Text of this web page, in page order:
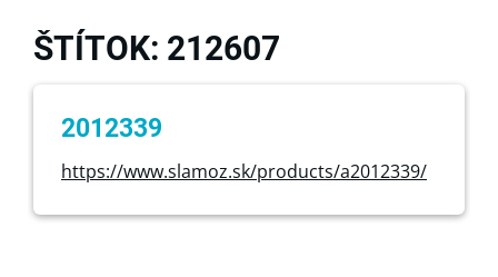
ŠTÍTOK: 212607
2012339
https://www.slamoz.sk/products/a2012339/